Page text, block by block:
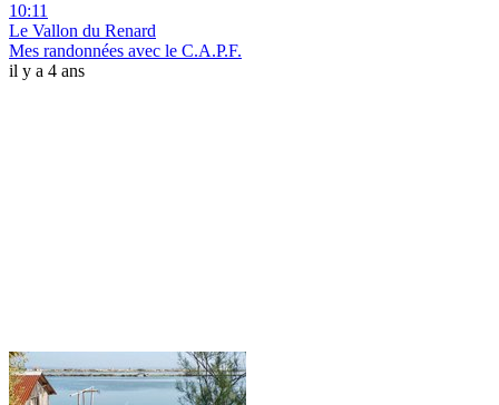
10:11
Le Vallon du Renard
Mes randonnées avec le C.A.P.F.
il y a 4 ans